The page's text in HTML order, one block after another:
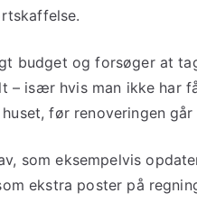
budget og forsøger at
– især hvis man ikke har
før renoveringen går
som eksempelvis
ekstra poster på